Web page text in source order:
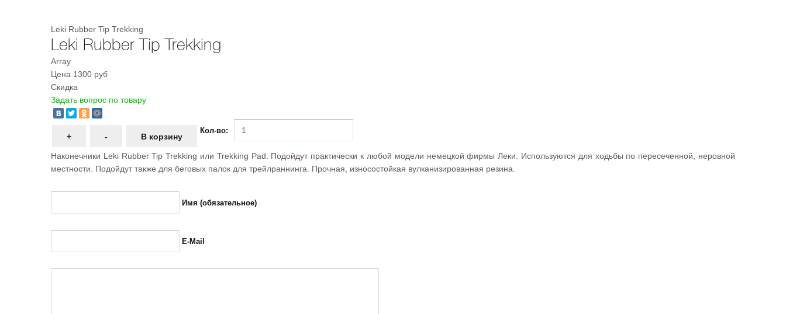
Leki Rubber Tip Trekking
Leki Rubber Tip Trekking
Array
Цена 1300 руб
Скидка
Задать вопрос по товару
Кол-во:
Наконечники Leki Rubber Tip Trekking или Trekking Pad. Подойдут практически к любой модели немецкой фирмы Леки. Используются для ходьбы по пересеченной, неровной
местности. Подойдут также для беговых палок для трейлраннинга. Прочная, износостойкая вулканизированная резина.
Имя (обязательное)
E-Mail